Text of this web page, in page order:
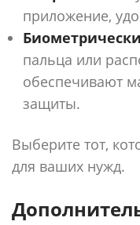
приложение,
пальца или
обеспечивают
защиты.
Выберите тот,
для ваших нужд.